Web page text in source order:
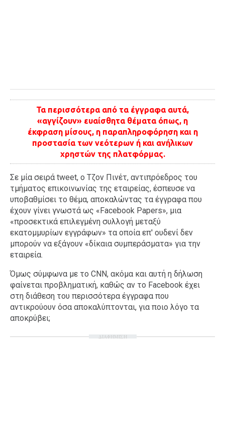
Τα περισσότερα από τα έγγραφα αυτά,
«αγγίζουν» ευαίσθητα θέματα όπως, η
έκφραση μίσους, η παραπληροφόρηση και η
προστασία των νεότερων ή και ανήλικων
χρηστών της πλατφόρμας.
Σε μία σειρά tweet, ο Τζον Πινέτ, αντιπρόεδρος του
τμήματος επικοινωνίας της εταιρείας, έσπευσε να
υποβαθμίσει το θέμα, αποκαλώντας τα έγγραφα που
έχουν γίνει γνωστά ως «Facebook Papers», μια
«προσεκτικά επιλεγμένη συλλογή μεταξύ
εκατομμυρίων εγγράφων» τα οποία επ' ουδενί δεν
μπορούν να εξάγουν «δίκαια συμπεράσματα» για την
εταιρεία.
Όμως σύμφωνα με το CNN, ακόμα και αυτή η δήλωση
φαίνεται προβληματική, καθώς αν το Facebook έχει
στη διάθεση του περισσότερα έγγραφα που
αντικρούουν όσα αποκαλύπτονται, για ποιο λόγο τα
αποκρύβει;
ΔΙΑΦΗΜΙΣΗ